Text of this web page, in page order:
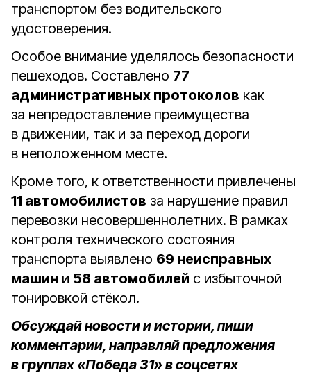
транспортом без водительского
удостоверения.
Особое внимание уделялось безопасности
пешеходов. Составлено 77
административных протоколов как
за непредоставление преимущества
в движении, так и за переход дороги
в неположенном месте.
Кроме того, к ответственности привлечены
11 автомобилистов за нарушение правил
перевозки несовершеннолетних. В рамках
контроля технического состояния
транспорта выявлено 69 неисправных
машин и 58 автомобилей с избыточной
тонировкой стёкол.
Обсуждай новости и истории, пиши
комментарии, направляй предложения
в группах «Победа 31» в соцсетях